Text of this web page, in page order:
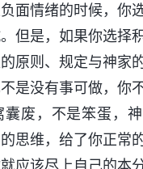
面情绪的时候，你
但是，如果你选择
原则、规定与神家
是没有事可做，你
囊废，不是笨蛋，
思维，给了你正常
应该尽上自己的本